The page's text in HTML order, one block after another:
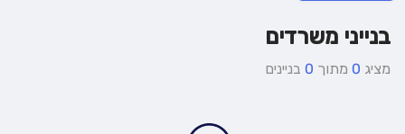
בנייני משרדים
מציג 0 מתוך 0 בניינים